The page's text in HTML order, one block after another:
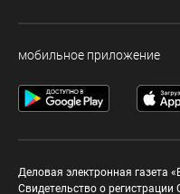
мобильное приложение
Деловая электронная газета
Свидетельство о